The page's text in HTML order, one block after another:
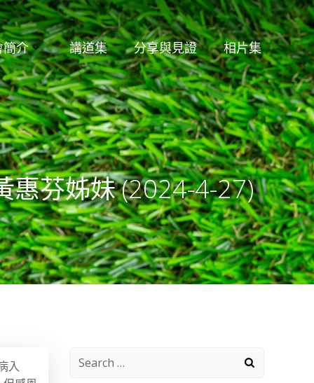
簡介 講道集 分享與見證 相片集
芬姊妹 (2024-4-27)
入
Search